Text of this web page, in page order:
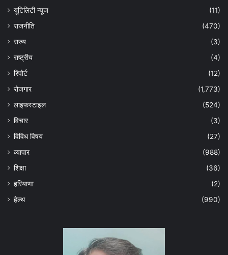
यूटिलिटी न्यूज
(11)
राजनीति
(470)
राज्य
(3)
राष्ट्रीय
(4)
रिपोर्ट
(12)
रोजगार
(1,773)
लाइफस्टाइल
(524)
विचार
(3)
विविध विषय
(27)
व्यापार
(988)
शिक्षा
(36)
हरियाणा
(2)
हेल्‍थ
(990)